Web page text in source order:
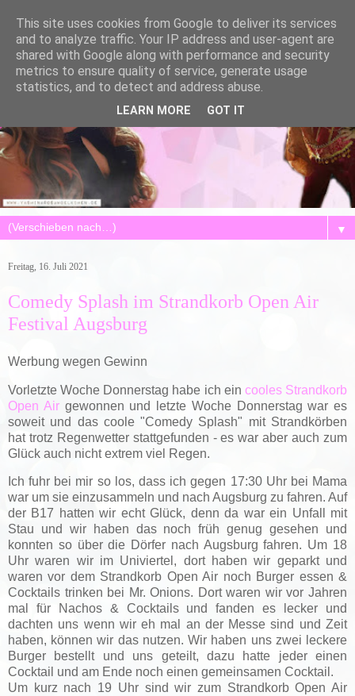
▼
Freitag, 16. Juli 2021
Comedy Splash im Strandkorb Open Air
Festival Augsburg
Werbung wegen Gewinn
Vorletzte Woche Donnerstag habe ich ein cooles Strandkorb
Open Airgewonnen und letzte Woche Donnerstag war es
soweit und das coole "Comedy Splash" mit Strandkörben
hat trotz Regenwetter stattgefunden - es war aber auch zum
Glück auch nicht extrem viel Regen.
Ich fuhr bei mir so los, dass ich gegen 17:30 Uhr bei Mama
war um sie einzusammeln und nach Augsburg zu fahren. Auf
der B17 hatten wir echt Glück, denn da war ein Unfall mit
Stau und wir haben das noch früh genug gesehen und
konnten so über die Dörfer nach Augsburg fahren. Um 18
Uhr waren wir im Univiertel, dort haben wir geparkt und
waren vor dem Strandkorb Open Air noch Burger essen &
Cocktails trinken bei Mr. Onions. Dort waren wir vor Jahren
mal für Nachos & Cocktails und fanden es lecker und
dachten uns wenn wir eh mal an der Messe sind und Zeit
haben, können wir das nutzen. Wir haben uns zwei leckere
Burger bestellt und uns geteilt, dazu hatte jeder einen
Cocktail und am Ende noch einen gemeinsamen Cocktail.
Um kurz nach 19 Uhr sind wir zum Strandkorb Open Air
This site uses cookies from Google to deliver its services
and to analyze traffic. Your IP address and user-agent are
shared with Google along with performance and security
metrics to ensure quality of service, generate usage
statistics, and to detect and address abuse.
LEARN MORE GOT IT